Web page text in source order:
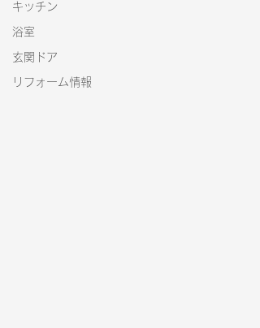
キッチン
浴室
玄関ドア
リフォーム情報